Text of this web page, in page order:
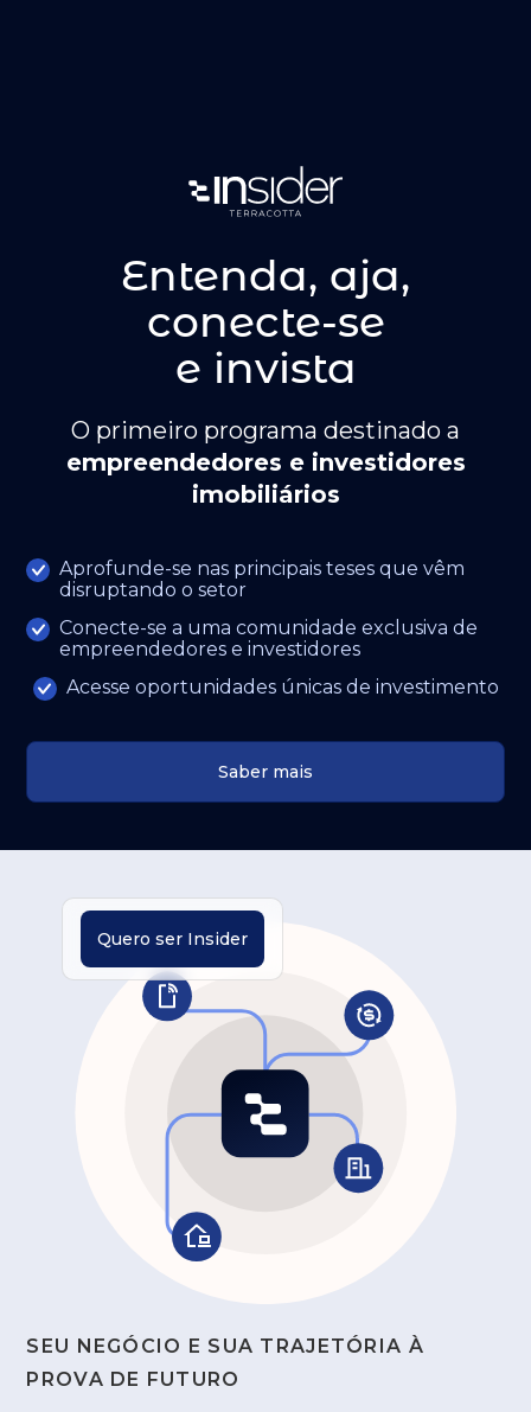
Entenda, aja,
conecte-se
e invista
O primeiro programa destinado a
empreendedores e investidores
imobiliários
Aprofunde-se nas principais teses que vêm
disruptando o setor
Conecte-se a uma comunidade exclusiva de
empreendedores e investidores
Acesse oportunidades únicas de investimento
Saber mais
Quero ser Insider
SEU NEGÓCIO E SUA TRAJETÓRIA À
PROVA DE FUTURO